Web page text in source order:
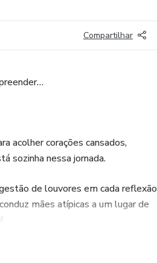
Compartilhar
acolher corações cansados,
sozinha nessa jornada.
de louvores em cada reflexão
mães atípicas a um lugar de